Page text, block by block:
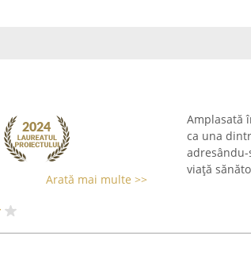
Arată mai multe >>
Amplasată
ca una
viață